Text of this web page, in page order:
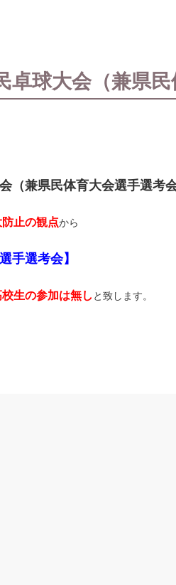
卓球大会（兼県
（兼県民体育大会選手選考会
止の観点から
手選考会】
生の参加は無し と致します。